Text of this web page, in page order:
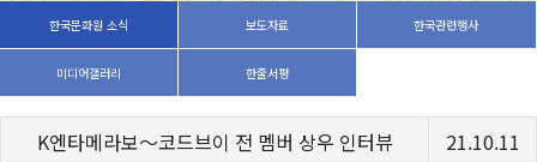
한국문화원 소식 보도자료 한국관련행사
미디어갤러리 한줄서평
K엔타메라보～코드브이 전 멤버 상우 인터뷰 21.10.11